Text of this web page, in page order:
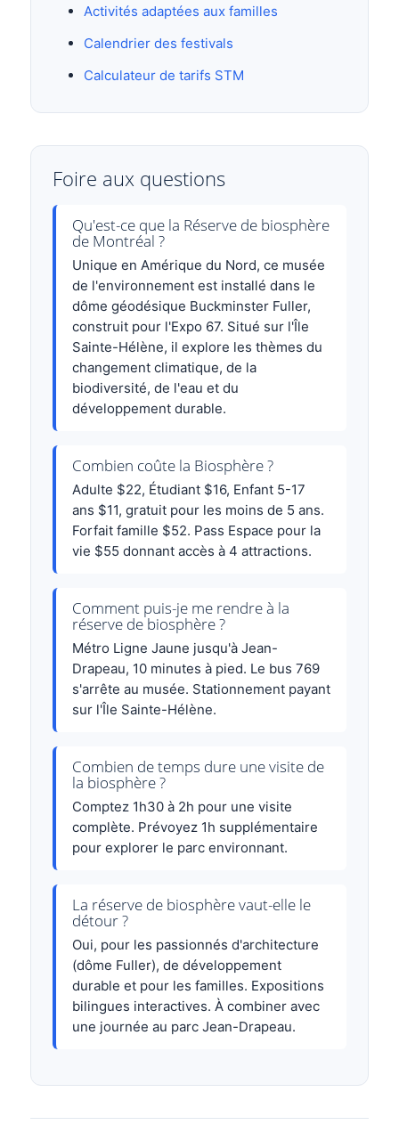
Activités adaptées aux familles
Calendrier des festivals
Calculateur de tarifs STM
Foire aux questions
Qu'est-ce que la Réserve de biosphère
de Montréal ?
Unique en Amérique du Nord, ce musée
de l'environnement est installé dans le
dôme géodésique Buckminster Fuller,
construit pour l'Expo 67. Situé sur l'Île
Sainte-Hélène, il explore les thèmes du
changement climatique, de la
biodiversité, de l'eau et du
développement durable.
Combien coûte la Biosphère ?
Adulte $22, Étudiant $16, Enfant 5-17
ans $11, gratuit pour les moins de 5 ans.
Forfait famille $52. Pass Espace pour la
vie $55 donnant accès à 4 attractions.
Comment puis-je me rendre à la
réserve de biosphère ?
Métro Ligne Jaune jusqu'à Jean-
Drapeau, 10 minutes à pied. Le bus 769
s'arrête au musée. Stationnement payant
sur l'Île Sainte-Hélène.
Combien de temps dure une visite de
la biosphère ?
Comptez 1h30 à 2h pour une visite
complète. Prévoyez 1h supplémentaire
pour explorer le parc environnant.
La réserve de biosphère vaut-elle le
détour ?
Oui, pour les passionnés d'architecture
(dôme Fuller), de développement
durable et pour les familles. Expositions
bilingues interactives. À combiner avec
une journée au parc Jean-Drapeau.